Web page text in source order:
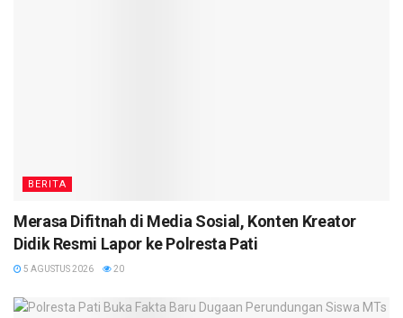
BERITA
Merasa Difitnah di Media Sosial, Konten Kreator
Didik Resmi Lapor ke Polresta Pati
5 AGUSTUS 2026 20